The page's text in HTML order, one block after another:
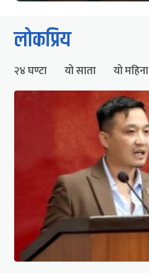
लोकप्रिय
२४ घण्टा यो साता यो महिना